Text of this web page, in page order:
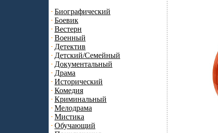
Биографический
Боевик
Вестерн
Военный
Детектив
Детский/Семейный
Документальный
Драма
Исторический
Комедия
Криминальный
Мелодрама
Мистика
Обучающий